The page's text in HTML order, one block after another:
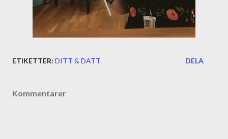
ETIKETTER: DITT & DATT DELA
Kommentarer